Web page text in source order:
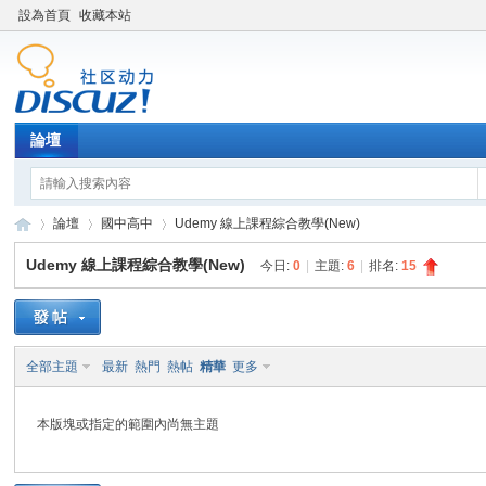
設為首頁 收藏本站
論壇
XY»
論壇
›
國中高中 Udemy 線上課程綜合教學(New)
Udemy 線上課程綜合教學(New) 今日:0 主題:6 排名:15
全部主題 最新 熱門 熱帖 精華 更多
本版塊或指定的範圍內尚無主題